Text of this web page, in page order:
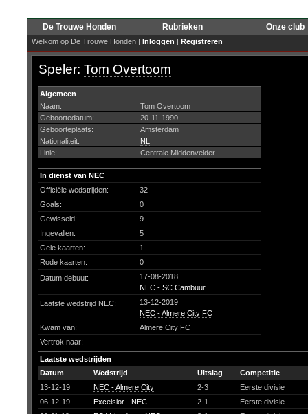
De Trouwe Honden Rubrieken Onze club
Welkom op De Trouwe Honden | Inloggen | Registreren
Speler: Tom Overtoom
Algemeen
Naam:
Tom Overtoom
Geboortedatum:
20-11-1990
Geboorteplaats:
Amsterdam
Nationaliteit:
NL
Linie:
Centrale Middenvelder
In dienst van NEC
Officiële wedstrijden:
32
Goals:
0
Gewisseld:
9
Ingevallen:
5
Gele kaarten:
1
Rode kaarten:
0
Datum debuut:
17-08-2018
NEC - SC Cambuur
Laatste wedstrijd NEC:
13-12-2019
NEC - Almere City FC
Kwam van:
Almere City FC
Vertrok naar:
Laatste wedstrijden
Datum
Wedstrijd Uitslag
Competitie
13-12-19
NEC - Almere City 2-3
Eerste divisie
06-12-19
Excelsior - NEC 2-1
Eerste divisie